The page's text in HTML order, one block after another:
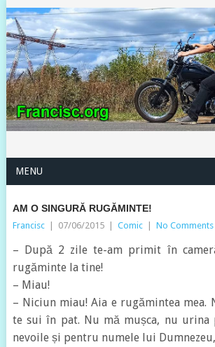
MENU
AM O SINGURĂ RUGĂMINTE!
Francisc 07/06/2015 Comic No Comments
– După 2 zile te-am primit în
rugăminte la tine!
– Miau!
– Niciun miau! Aia e rugămintea mea.
te sui în pat. Nu mă mușca, nu urina
nevoile și pentru numele lui